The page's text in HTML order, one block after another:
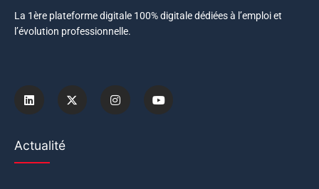
La 1ère plateforme digitale 100% digitale dédiées à l’emploi et
l’évolution professionnelle.
Actualité